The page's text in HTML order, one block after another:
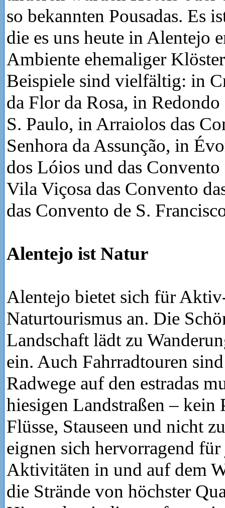
so bekannten Pousadas. Es
die es uns heute in Alentejo
Ambiente ehemaliger
Beispiele sind vielfältig: in
da Flor da Rosa, in
S. Paulo, in Arraiolos das
Senhora da Assunção, in
dos Lóios und das
Vila Viçosa das Convento
das Convento de S.
Alentejo ist Natur
Alentejo bietet sich für
Naturtourismus an. Die
Landschaft lädt zu
ein. Auch Fahrradtouren
Radwege auf den estradas
hiesigen Landstraßen – kein
Flüsse, Stauseen und nicht
eignen sich hervorragend
Aktivitäten in und auf dem
die Strände von höchster